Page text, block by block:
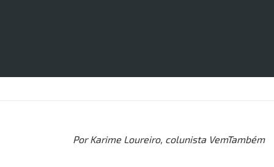
Por Karime Loureiro, colunista VemTambém